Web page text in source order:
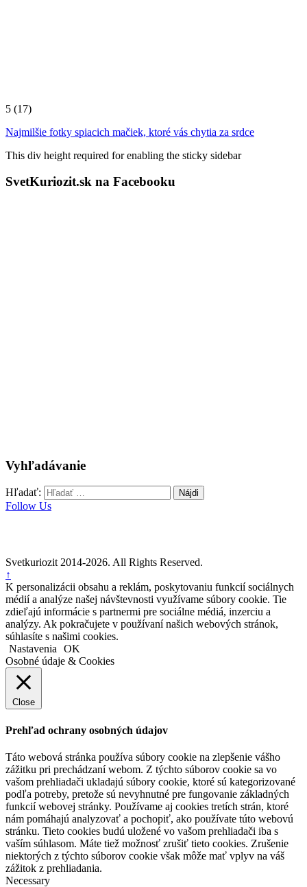
5 (17)
Najmilšie fotky spiacich mačiek, ktoré vás chytia za srdce
This div height required for enabling the sticky sidebar
SvetKuriozit.sk na Facebooku
Vyhľadávanie
Hľadať:
Follow Us
Svetkuriozit 2014-2026. All Rights Reserved.
↑
K personalizácii obsahu a reklám, poskytovaniu funkcií sociálnych
médií a analýze našej návštevnosti využívame súbory cookie. Tie
zdieľajú informácie s partnermi pre sociálne médiá, inzerciu a
analýzy. Ak pokračujete v používaní našich webových stránok,
súhlasíte s našimi cookies.
Nastavenia OK
Osobné údaje & Cookies
Close
Prehľad ochrany osobných údajov
Táto webová stránka používa súbory cookie na zlepšenie vášho
zážitku pri prechádzaní webom. Z týchto súborov cookie sa vo
vašom prehliadači ukladajú súbory cookie, ktoré sú kategorizované
podľa potreby, pretože sú nevyhnutné pre fungovanie základných
funkcií webovej stránky. Používame aj cookies tretích strán, ktoré
nám pomáhajú analyzovať a pochopiť, ako používate túto webovú
stránku. Tieto cookies budú uložené vo vašom prehliadači iba s
vaším súhlasom. Máte tiež možnosť zrušiť tieto cookies. Zrušenie
niektorých z týchto súborov cookie však môže mať vplyv na váš
zážitok z prehliadania.
Necessary